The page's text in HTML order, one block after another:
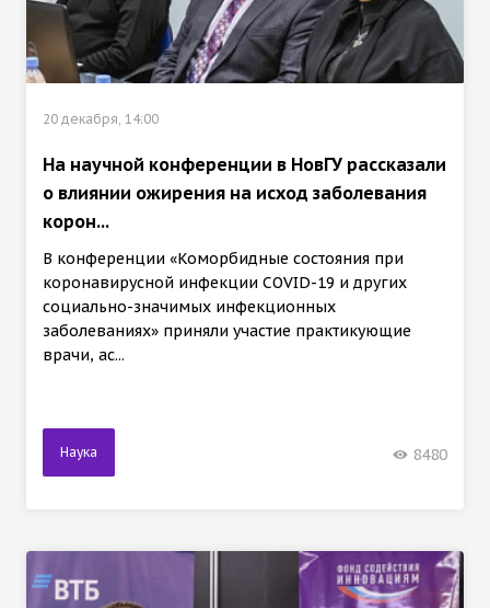
20 декабря, 14:00
На научной конференции в НовГУ рассказали
о влиянии ожирения на исход заболевания
корон...
В конференции «Коморбидные состояния при
коронавирусной инфекции COVID-19 и других
социально-значимых инфекционных
заболеваниях» приняли участие практикующие
врачи, ас...
Наука 8480